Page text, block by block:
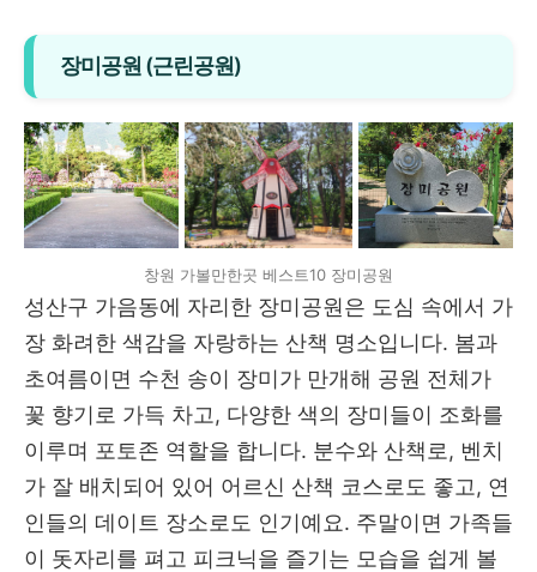
장미공원 (근린공원)
창원 가볼만한곳 베스트10 장미공원
성산구 가음동에 자리한 장미공원은 도심 속에서 가
장 화려한 색감을 자랑하는 산책 명소입니다. 봄과
초여름이면 수천 송이 장미가 만개해 공원 전체가
꽃 향기로 가득 차고, 다양한 색의 장미들이 조화를
이루며 포토존 역할을 합니다. 분수와 산책로, 벤치
가 잘 배치되어 있어 어르신 산책 코스로도 좋고, 연
인들의 데이트 장소로도 인기예요. 주말이면 가족들
이 돗자리를 펴고 피크닉을 즐기는 모습을 쉽게 볼